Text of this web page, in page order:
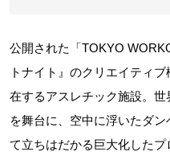
公開された「TOKYO
トナイト』のクリエイティ
在するアスレチック施設。世
を舞台に、空中に浮いたダ
て立ちはだかる巨大化した